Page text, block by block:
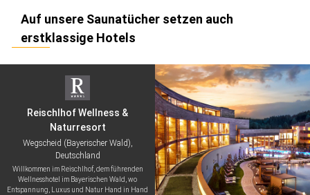
Auf unsere Saunatücher setzen auch
erstklassige Hotels
Reischlhof Wellness &
Naturresort
Wegscheid (Bayerischer Wald),
Deutschland
Willkommen im Reischlhof, dem führenden
Wellnesshotel im Bayerischen Wald, wo
Entspannung, Luxus und Natur Hand in Hand